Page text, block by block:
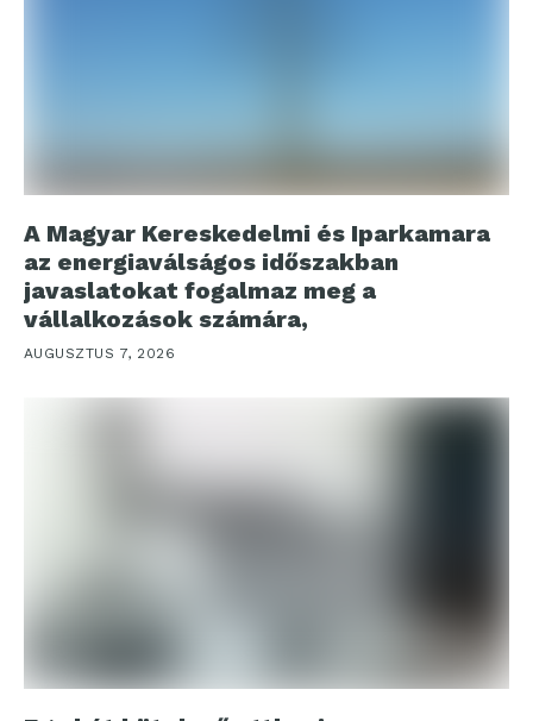
A Magyar Kereskedelmi és Iparkamara
az energiaválságos időszakban
javaslatokat fogalmaz meg a
vállalkozások számára,
AUGUSZTUS 7, 2026